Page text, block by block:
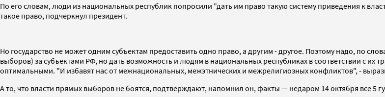
По его словам, люди из национальных республик попросили "дать им право такую систему приведения к
такое право, подчеркнул президент.
Но государство не может одним субъектам предоставить одно право, а другим - другое. Поэтому надо, по
выборов) за субъектами РФ, но дать возможность и людям в национальных республиках в соответствии с их
оптимальными. "И избавят нас от межнациональных, межэтнических и межрелигиозных конфликтов", -
А то, что власти прямых выборов не боятся, подтверждают, напомнил он, факты — недаром 14 октября все 5